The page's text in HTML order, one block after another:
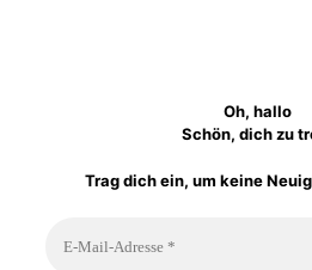
Oh, hallo
Schön, dich zu
Trag dich ein, um keine